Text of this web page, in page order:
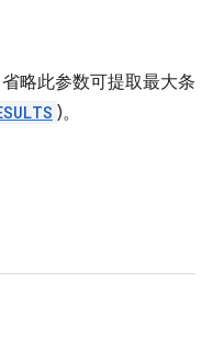
略此参数可提取最大条
)。